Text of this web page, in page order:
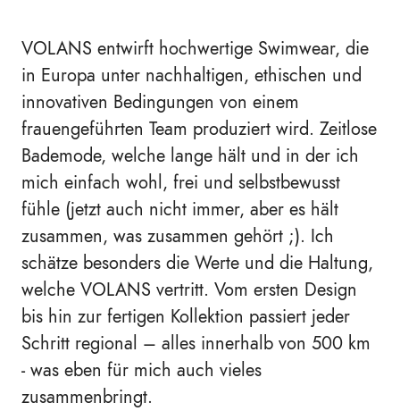
VOLANS entwirft hochwertige Swimwear, die
in Europa unter nachhaltigen, ethischen und
innovativen Bedingungen von einem
frauengeführten Team produziert wird. Zeitlose
Bademode, welche lange hält und in der ich
mich einfach wohl, frei und selbstbewusst
fühle (jetzt auch nicht immer, aber es hält
zusammen, was zusammen gehört ;). Ich
schätze besonders die Werte und die Haltung,
welche VOLANS vertritt. Vom ersten Design
bis hin zur fertigen Kollektion passiert jeder
Schritt regional – alles innerhalb von 500 km
- was eben für mich auch vieles
zusammenbringt.